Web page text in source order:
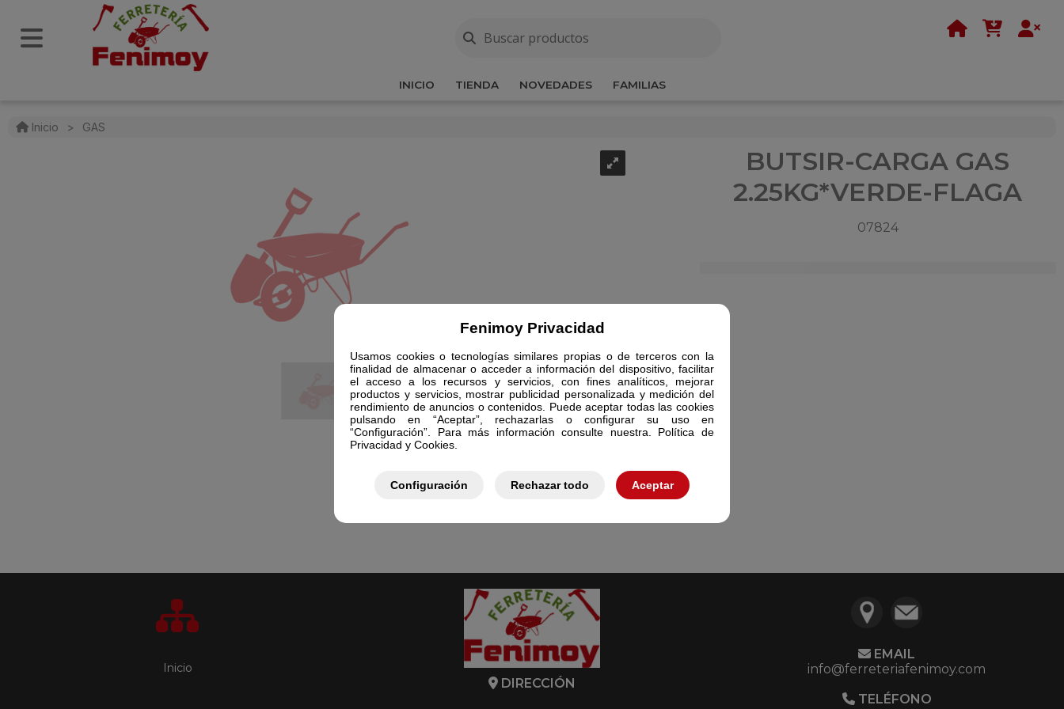
Fenimoy Privacidad
Usamos cookies o tecnologías similares propias o de terceros con la
finalidad de almacenar o acceder a información del dispositivo, facilitar
el acceso a los recursos y servicios, con fines analíticos, mejorar
productos y servicios, mostrar publicidad personalizada y medición del
rendimiento de anuncios o contenidos. Puede aceptar todas las cookies
pulsando en “Aceptar”, rechazarlas o configurar su uso en
“Configuración”. Para más información consulte nuestra. Política de
Privacidad y Cookies.
Configuración Rechazar todo Aceptar
INICIO TIENDA NOVEDADES FAMILIAS
Inicio > GAS
BUTSIR-CARGA GAS
2.25KG*VERDE-FLAGA
07824
Inicio
DIRECCIÓN
EMAIL
info@ferreteriafenimoy.com
TELÉFONO